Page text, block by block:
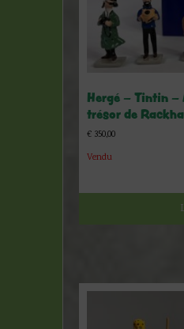
Hergé – Tintin
trésor de
€ 350,00
Vendu